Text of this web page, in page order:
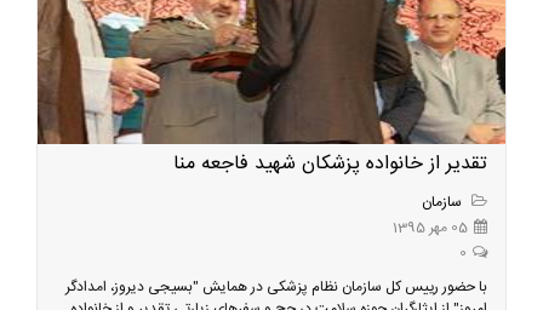
تقدیر از خانواده پزشکان شهید فاجعه منا
سازمان
05 مهر 1395
0
با حضور رییس کل سازمان نظام پزشکی در همایش "بسیجی دیروز، امدادگر